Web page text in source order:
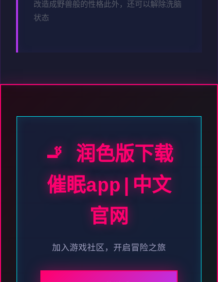
改造成野兽般的性格此外，还可以解除洗脑
状态
🚬 润色版下载
催眠app|中文
官网
加入游戏社区，开启冒险之旅